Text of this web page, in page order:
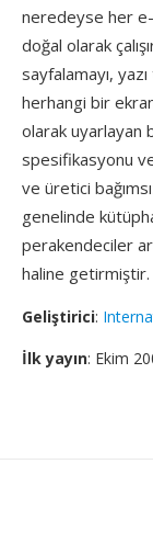
neredeyse her
doğal olarak
sayfalamayı,
herhangi bir
olarak uyarlayan
spesifikasyonu
ve üretici
genelinde
perakendeciler
haline getirmiştir.
Geliştirici:
İlk yayın: Ekim